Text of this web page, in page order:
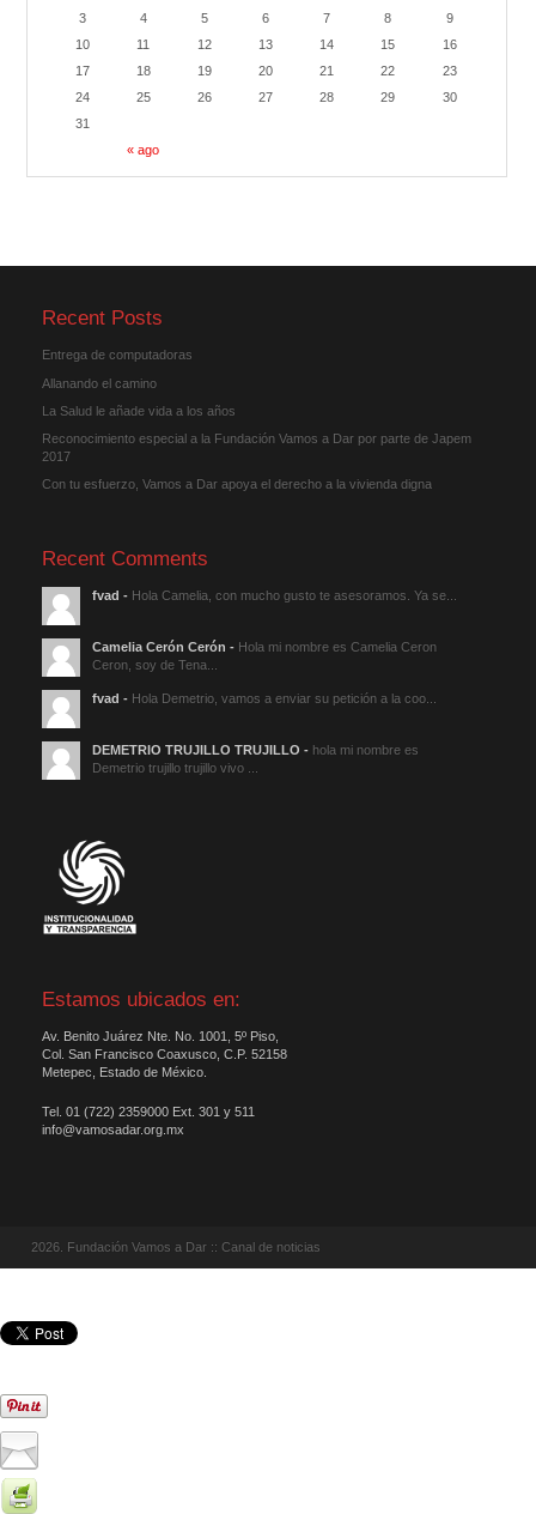
« ago
3
4 5 6 7 8
9
10
11 12 13 14 15
16
17
18 19 20 21 22
23
24
25 26 27 28 29
30
31
Recent Posts
Entrega de computadoras
Allanando el camino
La Salud le añade vida a los años
Reconocimiento especial a la Fundación Vamos a Dar por parte de Japem
2017
Con tu esfuerzo, Vamos a Dar apoya el derecho a la vivienda digna
Recent Comments
fvad - Hola Camelia, con mucho gusto te asesoramos. Ya se...
Camelia Cerón Cerón - Hola mi nombre es Camelia Ceron
Ceron, soy de Tena...
fvad - Hola Demetrio, vamos a enviar su petición a la coo...
DEMETRIO TRUJILLO TRUJILLO - hola mi nombre es
Demetrio trujillo trujillo vivo ...
Estamos ubicados en:
Av. Benito Juárez Nte. No. 1001, 5º Piso,
Col. San Francisco Coaxusco, C.P. 52158
Metepec, Estado de México.
Tel. 01 (722) 2359000 Ext. 301 y 511
info@vamosadar.org.mx
2026. Fundación Vamos a Dar :: Canal de noticias